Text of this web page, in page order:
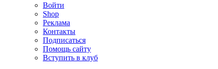
Войти
Shop
Реклама
Контакты
Подписаться
Помощь сайту
Вступить в клуб